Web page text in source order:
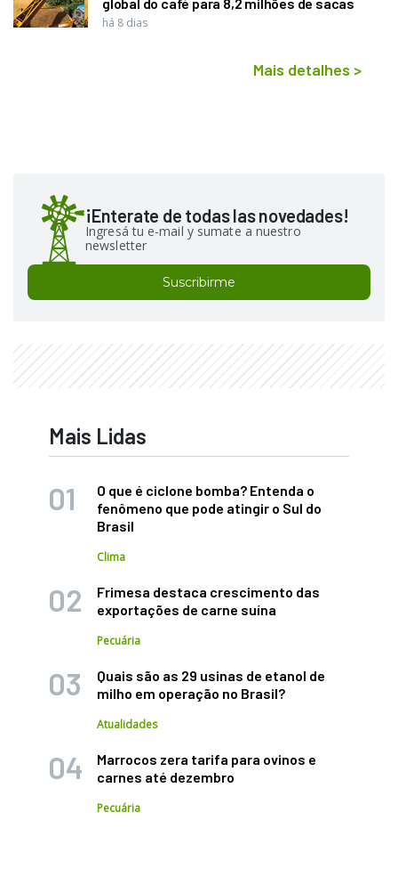
global do café para 8,2 milhões de sacas
há 8 dias
Mais detalhes >
¡Enterate de todas las novedades!
Ingresá tu e-mail y sumate a nuestro
newsletter
Suscribirme
Mais Lidas
O que é ciclone bomba? Entenda o
fenômeno que pode atingir o Sul do
Brasil
Clima
Frimesa destaca crescimento das
exportações de carne suína
Pecuária
Quais são as 29 usinas de etanol de
milho em operação no Brasil?
Atualidades
Marrocos zera tarifa para ovinos e
carnes até dezembro
Pecuária